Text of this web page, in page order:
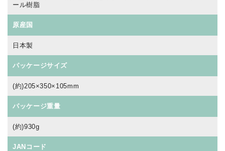
ール樹脂
原産国
日本製
パッケージサイズ
(約)205×350×105mm
パッケージ重量
(約)930g
JANコード